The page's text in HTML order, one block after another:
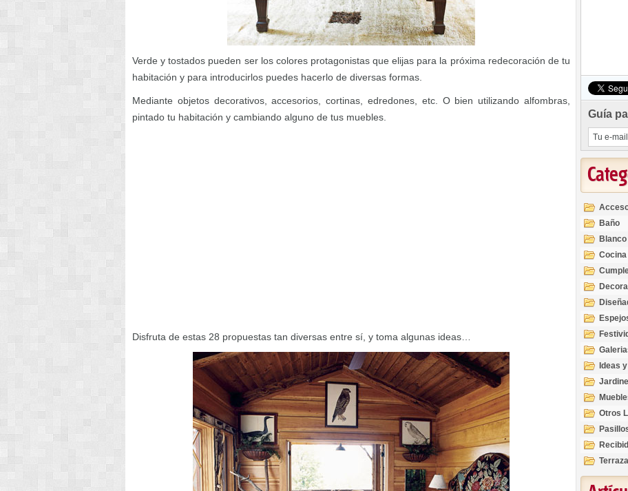
Verde y tostados pueden ser los colores protagonistas que elijas para la próxima redecoración de tu
habitación y para introducirlos puedes hacerlo de diversas formas.
Mediante objetos decorativos, accesorios, cortinas, edredones, etc. O bien utilizando alfombras,
pintado tu habitación y cambiando alguno de tus muebles.
Disfruta de estas 28 propuestas tan diversas entre sí, y toma algunas ideas…
Guía
Baño
Blanco
Cocina
Ideas
Otros